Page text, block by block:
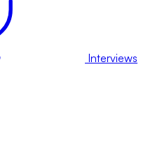
Interviews